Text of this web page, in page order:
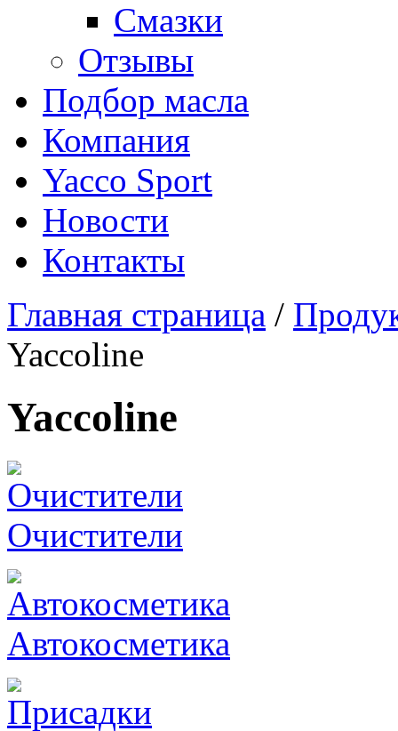
Смазки
Отзывы
Подбор масла
Компания
Yacco Sport
Новости
Контакты
Главная страница /
Yaccoline
Yaccoline
Очистители
Автокосметика